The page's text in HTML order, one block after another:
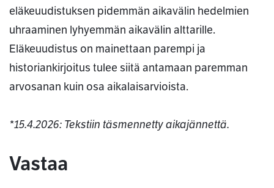
eläkeuudistuksen pidemmän aikavälin hedelmien
uhraaminen lyhyemmän aikavälin alttarille.
Eläkeuudistus on mainettaan parempi ja
historiankirjoitus tulee siitä antamaan paremman
arvosanan kuin osa aikalaisarvioista.
*15.4.2026: Tekstiin täsmennetty aikajännettä.
Kommentit
Vastaa